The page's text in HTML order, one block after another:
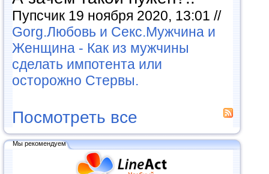
Пупсчик 19 ноября 2020, 13:01 //
Gorg.Любовь и Секс.Мужчина и
Женщина - Как из мужчины
сделать импотента или
осторожно Стервы.
Посмотреть все
Мы рекомендуем